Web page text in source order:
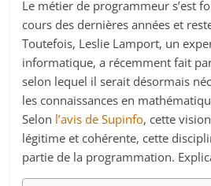
Le métier de programmeur s’est
cours des dernières années et
Toutefois, Leslie Lamport, un
informatique, a récemment fait
selon lequel il serait désormais
les connaissances en
Selon l’avis de Supinfo, cette
légitime et cohérente, cette
partie de la programmation.